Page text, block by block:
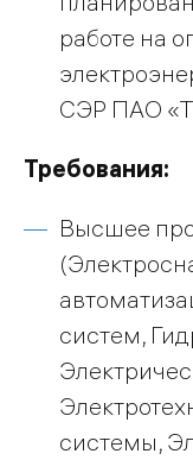
работе на
СЭР ПАО
Требования:
Высшее
систем,
системы,